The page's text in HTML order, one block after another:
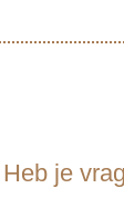
Heb je